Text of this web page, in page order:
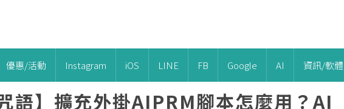
優惠/活動 Instagram iOS LINE FB Google AI 資訊/軟體
語】擴充外掛AIPRM腳本怎麼用？AI